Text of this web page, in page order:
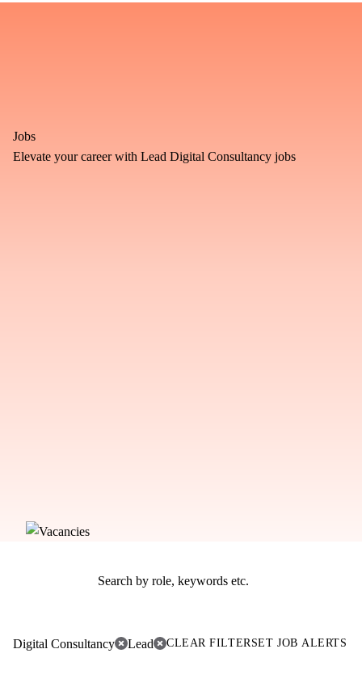
Jobs
Elevate your career with Lead Digital Consultancy jobs
Digital Consultancy Lead CLEAR FILTERSET JOB ALERTS